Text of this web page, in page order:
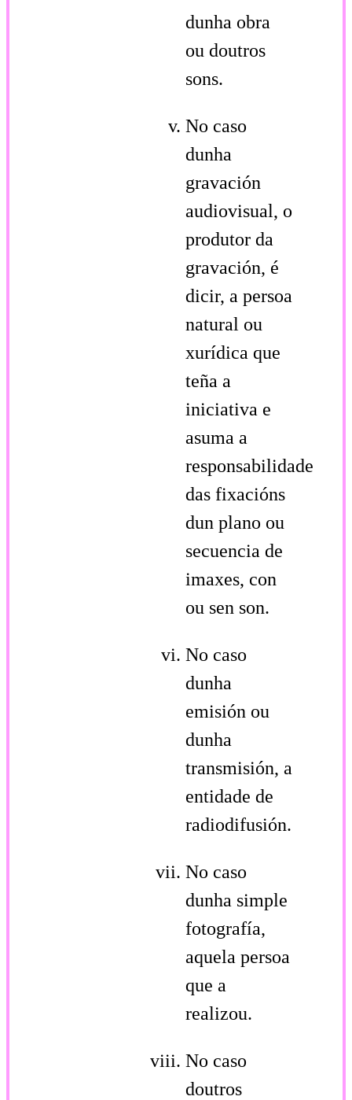
dunha obra
ou doutros
sons.
No caso
dunha
gravación
audiovisual, o
produtor da
gravación, é
dicir, a persoa
natural ou
xurídica que
teña a
iniciativa e
asuma a
responsabilidade
das fixacións
dun plano ou
secuencia de
imaxes, con
ou sen son.
No caso
dunha
emisión ou
dunha
transmisión, a
entidade de
radiodifusión.
No caso
dunha simple
fotografía,
aquela persoa
que a
realizou.
No caso
doutros